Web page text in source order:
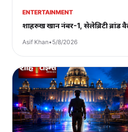
ENTERTAINMENT
शाहरुख खान नंबर-1, सेलेब्रिटी ब्रांड
Asif Khan•5/8/2026